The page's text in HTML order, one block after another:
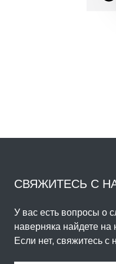
СВЯЖИТЕСЬ С
У вас есть вопросы о
наверняка найдете
Если нет, свяжитесь с